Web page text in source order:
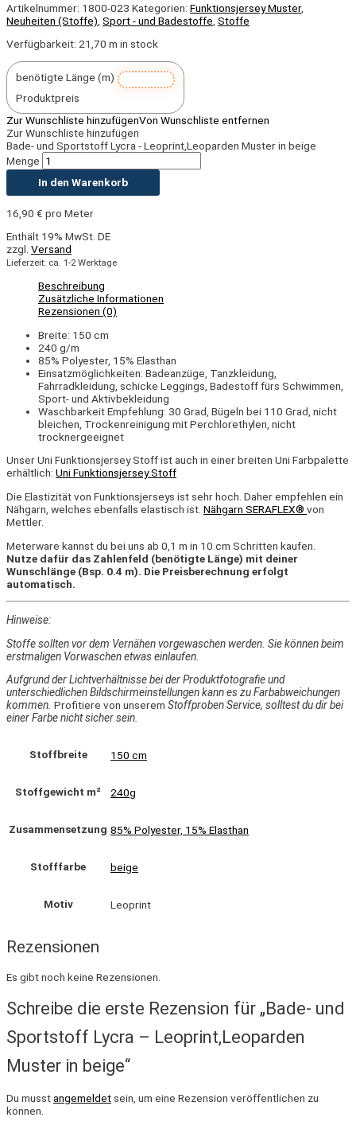
Artikelnummer: 1800-023 Kategorien: Funktionsjersey Muster,
Neuheiten (Stoffe) Sport - und Badestoffe Stoffe
Verfügbarkeit: 21,70 m in stock
benötigte Länge (m)
Produktpreis
Zur Wunschliste hinzufügenVon Wunschliste entfernen
Zur Wunschliste hinzufügen
Bade- und Sportstoff Lycra - Leoprint,Leoparden Muster in beige
Menge
In den Warenkorb
16,90 € pro Meter
Enthält 19% MwSt. DE
zzgl. Versand
Lieferzeit: ca. 1-2 Werktage
Beschreibung
Zusätzliche Informationen
Rezensionen (0)
Breite: 150 cm
240 g/m
85% Polyester, 15% Elasthan
Einsatzmöglichkeiten: Badeanzüge, Tanzkleidung,
Fahrradkleidung, schicke Leggings, Badestoff fürs Schwimmen,
Sport- und Aktivbekleidung
Waschbarkeit Empfehlung: 30 Grad, Bügeln bei 110 Grad, nicht
bleichen, Trockenreinigung mit Perchlorethylen, nicht
trocknergeeignet
Unser Uni Funktionsjersey Stoff ist auch in einer breiten Uni Farbpalette
erhältlich: Uni Funktionsjersey Stoff
Die Elastizität von Funktionsjerseys ist sehr hoch. Daher empfehlen ein
Nähgarn, welches ebenfalls elastisch ist. Nähgarn SERAFLEX® von
Mettler.
Meterware kannst du bei uns ab 0,1 m in 10 cm Schritten kaufen.
Nutze dafür das Zahlenfeld (benötigte Länge) mit deiner
Wunschlänge (Bsp. 0.4 m). Die Preisberechnung erfolgt
automatisch.
Hinweise:
Stoffe sollten vor dem Vernähen vorgewaschen werden. Sie können beim
erstmaligen Vorwaschen etwas einlaufen.
Aufgrund der Lichtverhältnisse bei der Produktfotografie und
unterschiedlichen Bildschirmeinstellungen kann es zu Farbabweichungen
kommen. Profitiere von unserem Stoffproben Service, solltest du dir bei
einer Farbe nicht sicher sein.
Stoffbreite 150 cm
Stoffgewicht m² 240g
Zusammensetzung 85% Polyester, 15% Elasthan
Stofffarbe beige
Motiv Leoprint
Rezensionen
Es gibt noch keine Rezensionen.
Schreibe die erste Rezension für „Bade- und
Sportstoff Lycra – Leoprint,Leoparden
Muster in beige“
Du musstangemeldet sein, um eine Rezension veröffentlichen zu
können.